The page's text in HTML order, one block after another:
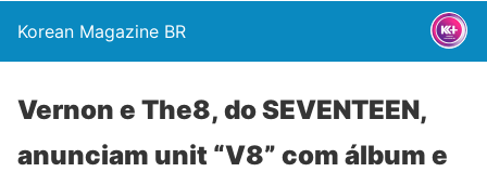
Korean Magazine BR
Vernon e The8, do SEVENTEEN,
anunciam unit “V8” com álbum e